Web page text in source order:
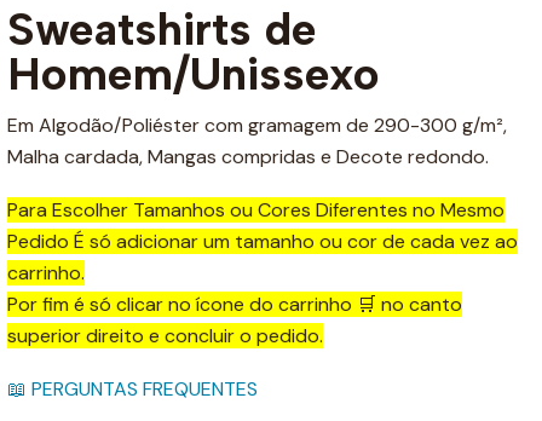
Sweatshirts de
Homem/Unissexo
Em Algodão/Poliéster com gramagem de 290-300 g/m²,
Malha cardada, Mangas compridas e Decote redondo.
Para Escolher Tamanhos ou Cores Diferentes no Mesmo
Pedido É só adicionar um tamanho ou cor de cada vez ao
carrinho.
Por fim é só clicar no ícone do carrinho 🛒 no canto
superior direito e concluir o pedido.
📖 PERGUNTAS FREQUENTES